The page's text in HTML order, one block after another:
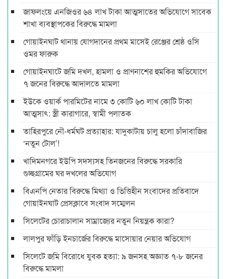
জাফলংয়ে এনজিওর ৬৪ লাখ টাকা আত্মসাতের অভিযোগে সাবেক
শাখা ব্যবস্থাপকের বিরুদ্ধে মামলা
গোয়াইনঘাট থানায় যোগদানের প্রথম মাসেই রেঞ্জের শ্রেষ্ঠ ওসি
ওমর ফারুক
গোয়াইনঘাটে জমি দখল, হামলা ও প্রাণনাশের হুমকির অভিযোগে
৭ জনের বিরুদ্ধে আদালতে মামলা
ইউকে ওয়ার্ক পারমিটের নামে ৩ কোটি ৬০ লাখ কোটি টাকা
আত্মসাৎ: স্ত্রী কারাগারে, স্বামী পলাতক
তাহিরপুরে নৌ-ধর্মঘট প্রত্যাহার: যাদুকাটায় চালু হলো চাঁদাবাজির
‘নতুন টোল’!
খাদিমনগরে ইউপি সদস্যসহ তিনজনের বিরুদ্ধে সরকারি
গুচ্ছগ্রামের ঘর দখলের অভিযোগ
বিএনপি নেতার বিরুদ্ধে মিথ্যা ও ভিত্তিহীন সংবাদের প্রতিবাদে
গোয়াইনঘাট প্রেসক্লাবে সংবাদ সম্মেলন
সিলেটের চোরাচালান সাম্রাজ্যের নতুন নিয়ন্ত্রক কারা?
লালপুর ফাঁড়ি ইনচার্জের বিরুদ্ধে মাসোয়ার নেয়ার অভিযোগ
সিলেটে জমি বিরোধে যুবক হত্যা: ৯ জনসহ অজ্ঞাত ৭-৮ জনের
বিরুদ্ধে মামলা